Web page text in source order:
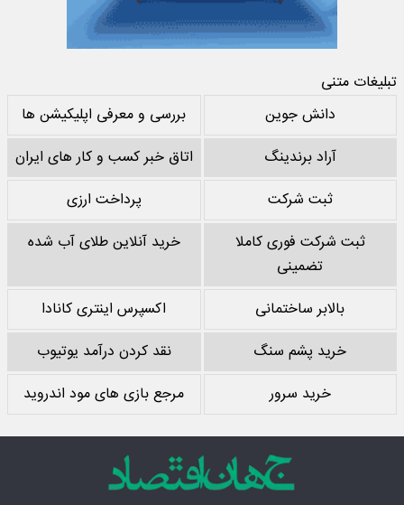
تبلیغات متنی
دانش جوین
بررسی و معرفی اپلیکیشن ها
آراد برندینگ
اتاق خبر کسب و کار های ایران
ثبت شرکت
پرداخت ارزی
ثبت شرکت فوری کاملا
تضمینی
خرید آنلاین طلای آب شده
بالابر ساختمانی
اکسپرس اینتری کانادا
خرید پشم سنگ
نقد کردن درآمد یوتیوب
خرید سرور
مرجع بازی های مود اندروید